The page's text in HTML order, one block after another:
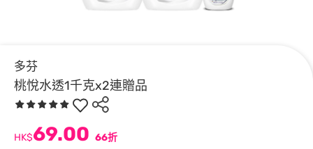
多芬
桃悅水透1千克x2連贈品
HK$69.00 66折